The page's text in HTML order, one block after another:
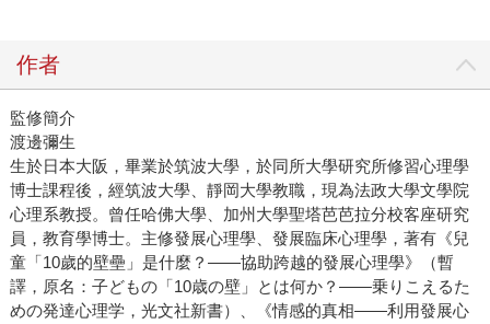
作者
監修簡介
渡邊彌生
生於日本大阪，畢業於筑波大學，於同所大學研究所修習心理學
博士課程後，經筑波大學、靜岡大學教職，現為法政大學文學院
心理系教授。曾任哈佛大學、加州大學聖塔芭芭拉分校客座研究
員，教育學博士。主修發展心理學、發展臨床心理學，著有《兒
童「10歲的壁壘」是什麼？——協助跨越的發展心理學》（暫
譯，原名：子どもの「10歳の壁」とは何か？——乗りこえるた
めの発達心理学，光文社新書）、《情感的真相——利用發展心